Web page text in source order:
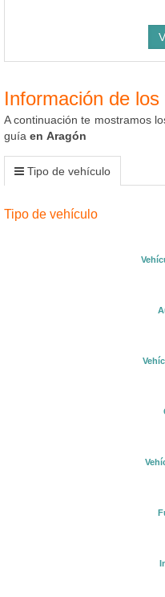
Información de
A continuación te mostramos
guía en Aragón
Tipo de vehículo
Tipo de vehículo